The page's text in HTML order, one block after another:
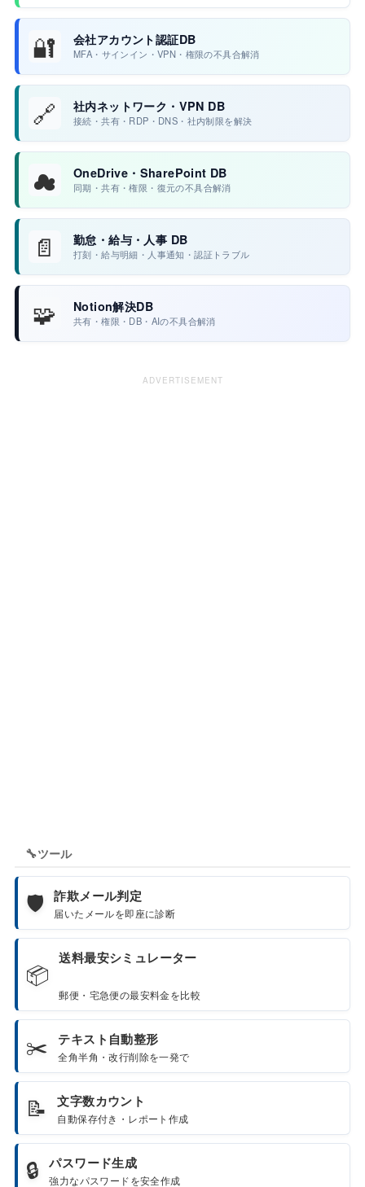
🔐 会社アカウント認証DB
MFA・サインイン・VPN・権限の不具合解消
🔗 社内ネットワーク・VPN DB
接続・共有・RDP・DNS・社内制限を解決
☁ OneDrive・SharePoint DB
同期・共有・権限・復元の不具合解消
📄 勤怠・給与・人事 DB
打刻・給与明細・人事通知・認証トラブル
🧩 Notion解決DB
共有・権限・DB・AIの不具合解消
ADVERTISEMENT
🔧ツール
🛡️ 詐欺メール判定
届いたメールを即座に診断
📦
送料最安シミュレーター
郵便・宅急便の最安料金を比較
✂️ テキスト自動整形
全角半角・改行削除を一発で
📝 文字数カウント
自動保存付き・レポート作成
🔒 パスワード生成
強力なパスワードを安全作成